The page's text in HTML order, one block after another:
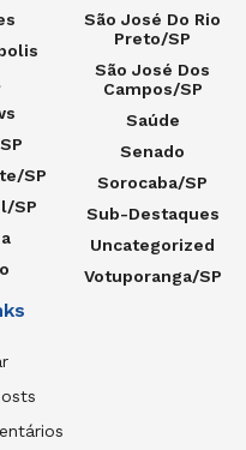
SP
SP
São José Do Rio
Preto/SP
São José Dos
Campos/SP
Saúde
Senado
Sorocaba/SP
Sub-Destaques
Uncategorized
Votuporanga/SP